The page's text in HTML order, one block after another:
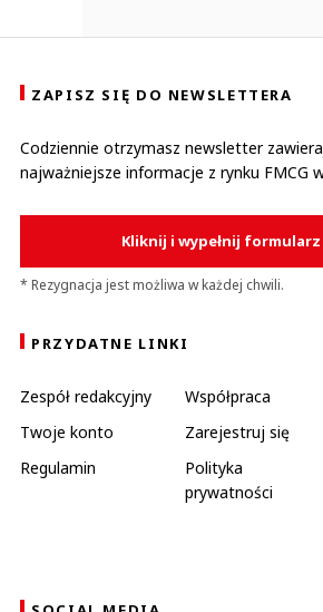
ZAPISZ SIĘ DO NEWSLETTERA
Codziennie otrzymasz newsletter
najważniejsze informacje z rynku FMCG
Kliknij i wypełnij formularz
* Rezygnacja jest możliwa w każdej chwili.
PRZYDATNE LINKI
Zespół redakcyjny Współpraca
Twoje konto
Zarejestruj się
Regulamin
Polityka
prywatności